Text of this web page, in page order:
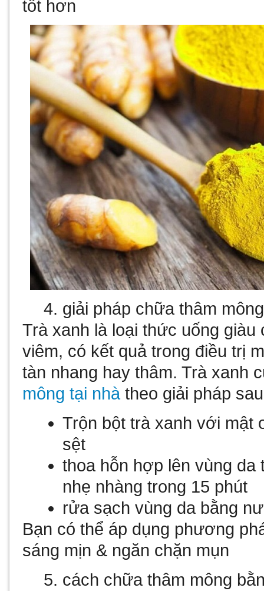
tốt hơn
giải pháp chữa thâm
Trà xanh là loại thức uống
viêm, có kết quả trong điều trị
tàn nhang hay thâm. Trà xanh
mông tại nhàtheo giải pháp
Trộn bột trà xanh với mật
sệt
thoa hỗn hợp lên vùng da
nhẹ nhàng trong 15 phút
rửa sạch vùng da bằng
Bạn có thể áp dụng phương
sáng mịn & ngăn chặn mụn
cách chữa thâm mông